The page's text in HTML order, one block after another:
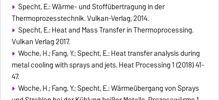
Specht, E.: Wärme- und Stoffübertragung in der
Thermoprozesstechnik. Vulkan-Verlag, 2014.
Specht, E.: Heat and Mass Transfer in Thermoprocessing.
Vulkan Verlag 2017.
Woche, H.; Fang, Y.; Specht, E.: Heat transfer analysis during
metal cooling with sprays and jets. Heat Processing 1 (2018) 41-
47.
Woche, H.; Fang, Y.; Specht, E.: Wärmeübergang von Sprays